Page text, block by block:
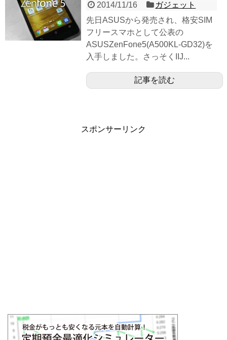
2014/11/16
ガジェット
先日ASUSから発売され、格安SIM
フリースマホとして公表の
ASUSZenFone5(A500KL-GD32)を
入手しました。さっそくIIJ...
記事を読む
スポンサーリンク